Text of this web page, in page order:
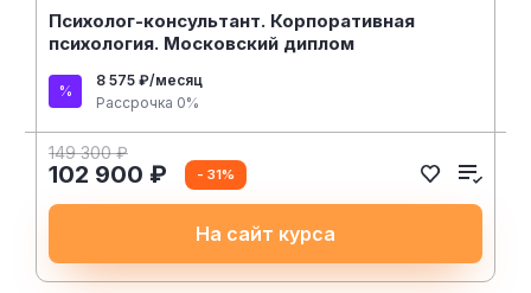
Психолог-консультант. Корпоративная
психология. Московский диплом
8 575 ₽/месяц
Рассрочка 0%
149 300 ₽
102 900 ₽ - 31%
На сайт курса